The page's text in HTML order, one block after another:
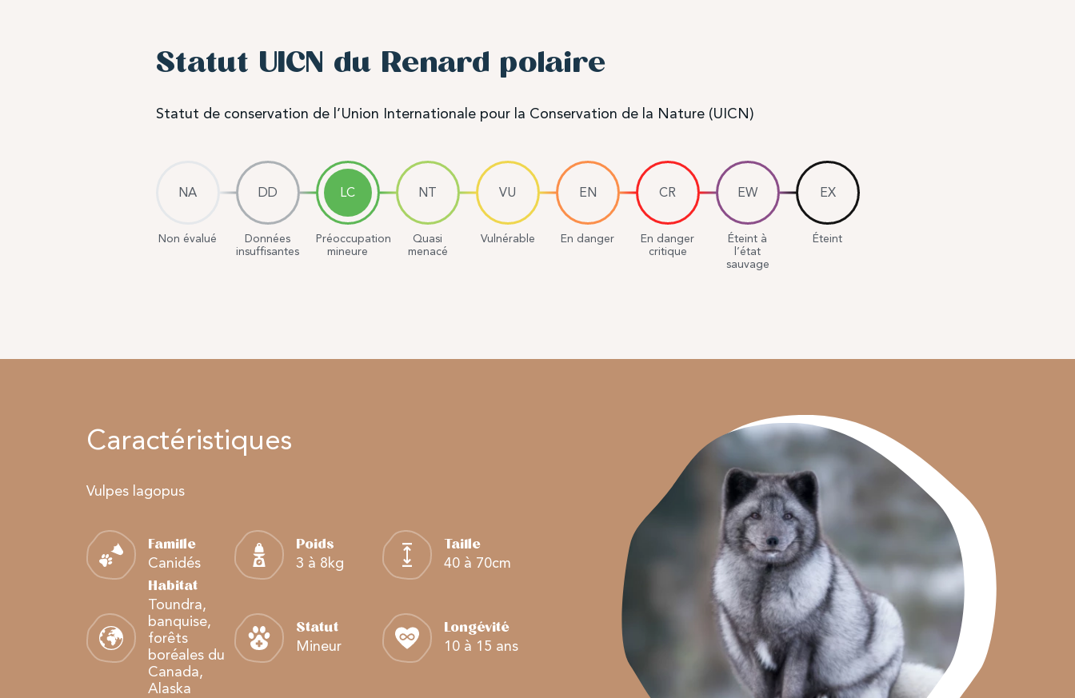
Statut UICN du Renard polaire
Statut de conservation de l’Union Internationale pour la Conservation de la Nature (UICN)
NA
Non évalué
DD
Données
insuffisantes
LC
Préoccupation
mineure
NT
Quasi
menacé
VU
Vulnérable
EN
En danger
CR
En danger
critique
EW
Éteint à
l’état
sauvage
EX
Éteint
Caractéristiques
Vulpes lagopus
Famille
Canidés
Poids
3 à 8kg
Taille
40 à 70cm
Habitat
Toundra,
banquise,
forêts
boréales du
Canada,
Alaska
Statut
Mineur
Longévité
10 à 15 ans